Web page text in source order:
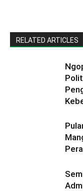
RELATED ARTICLES